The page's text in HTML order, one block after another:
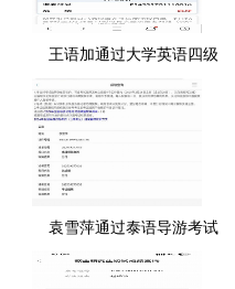
王语加通过大学英语四级
袁雪萍通过泰语导游考试